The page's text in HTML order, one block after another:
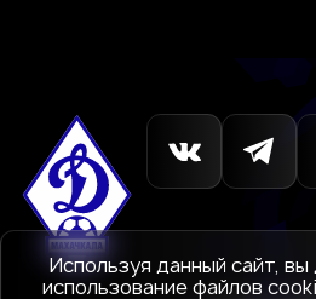
Используя данный сайт, вы
использование файлов